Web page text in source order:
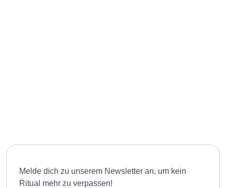
Melde dich zu unserem Newsletter an, um kein
Ritual mehr zu verpassen!